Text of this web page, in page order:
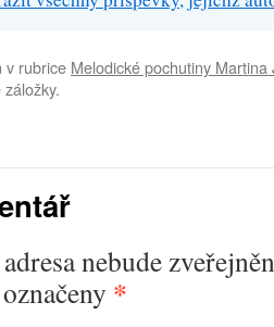
v rubrice Melodické pochutiny Martina
nebude
*